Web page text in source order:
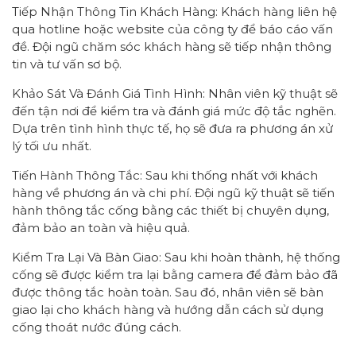
Tiếp Nhận Thông Tin Khách Hàng: Khách hàng liên hệ
qua hotline hoặc website của công ty để báo cáo vấn
đề. Đội ngũ chăm sóc khách hàng sẽ tiếp nhận thông
tin và tư vấn sơ bộ.
Khảo Sát Và Đánh Giá Tình Hình: Nhân viên kỹ thuật sẽ
đến tận nơi để kiểm tra và đánh giá mức độ tắc nghẽn.
Dựa trên tình hình thực tế, họ sẽ đưa ra phương án xử
lý tối ưu nhất.
Tiến Hành Thông Tắc: Sau khi thống nhất với khách
hàng về phương án và chi phí. Đội ngũ kỹ thuật sẽ tiến
hành thông tắc cống bằng các thiết bị chuyên dụng,
đảm bảo an toàn và hiệu quả.
Kiểm Tra Lại Và Bàn Giao: Sau khi hoàn thành, hệ thống
cống sẽ được kiểm tra lại bằng camera để đảm bảo đã
được thông tắc hoàn toàn. Sau đó, nhân viên sẽ bàn
giao lại cho khách hàng và hướng dẫn cách sử dụng
cống thoát nước đúng cách.